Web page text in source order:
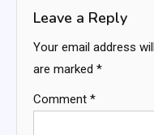
Leave a Reply
Your email address
are marked *
Comment *